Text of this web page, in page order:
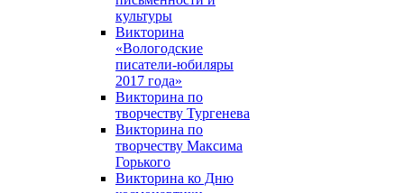
культуры
Викторина
«Вологодские
писатели-юбиляры
2017 года»
Викторина по
творчеству Тургенева
Викторина по
творчеству Максима
Горького
Викторина ко Дню